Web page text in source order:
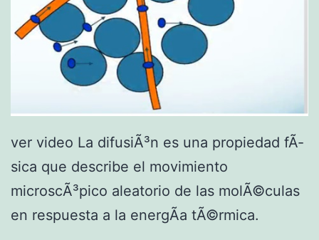
ver video La difusiÃ³n es una propiedad fÃ­
sica que describe el movimiento
microscÃ³pico aleatorio de las molÃ©culas
en respuesta a la energÃ­a tÃ©rmica.